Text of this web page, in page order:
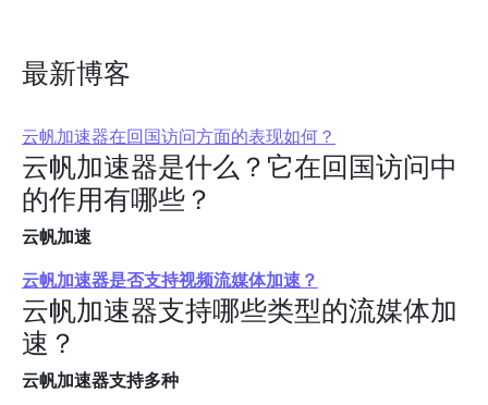
最新博客
云帆加速器在回国访问方面的表现如何？
云帆加速器是什么？它在回国访问中
的作用有哪些？
云帆加速
云帆加速器是否支持视频流媒体加速？
云帆加速器支持哪些类型的流媒体加
速？
云帆加速器支持多种